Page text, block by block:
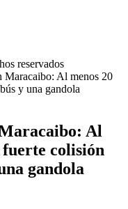
reservados
Maracaibo: Al menos 20
y una gandola
Al
fuerte colisión
gandola